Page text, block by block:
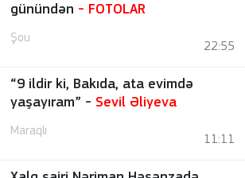
günündən - FOTOLAR
Şou
22:55
“9 ildir ki, Bakıda, ata evimdə
yaşayıram” - Sevil Əliyeva
Maraqlı
11:11